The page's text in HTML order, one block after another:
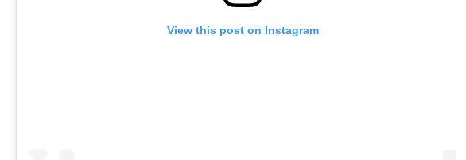
View this post on Instagram